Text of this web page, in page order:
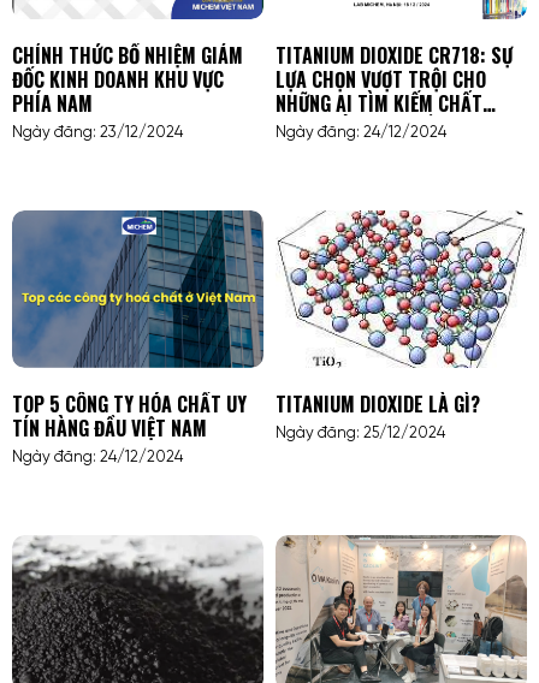
CHÍNH THỨC BỔ NHIỆM GIÁM
ĐỐC KINH DOANH KHU VỰC
PHÍA NAM
Ngày đăng: 23/12/2024
TITANIUM DIOXIDE CR718: SỰ
LỰA CHỌN VƯỢT TRỘI CHO
NHỮNG AI TÌM KIẾM CHẤT
LƯỢNG VÀ HIỆU SUẤT CAO
Ngày đăng: 24/12/2024
TOP 5 CÔNG TY HÓA CHẤT UY
TÍN HÀNG ĐẦU VIỆT NAM
Ngày đăng: 24/12/2024
TITANIUM DIOXIDE LÀ GÌ?
Ngày đăng: 25/12/2024